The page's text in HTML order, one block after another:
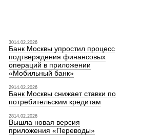
3014.02.2026
Банк Москвы упростил процесс
подтверждения финансовых
операций в приложении
«Мобильный банк»
2914.02.2026
Банк Москвы снижает ставки по
потребительским кредитам
2814.02.2026
Вышла новая версия
приложения «Переводы»